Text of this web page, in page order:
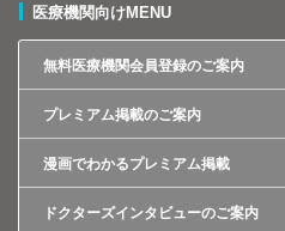
医療機関向けMENU
無料医療機関会員登録のご案内
プレミアム掲載のご案内
漫画でわかるプレミアム掲載
ドクターズインタビューのご案内